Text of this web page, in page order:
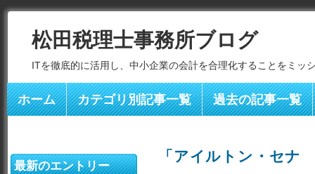
松田税理士事務所ブログ
ITを徹底的に活用し、中小企業の会計を合理化することをミッ
ホーム カテゴリ別記事一覧 過去の記事一覧
「アイルトン・セナ
最新のエントリー